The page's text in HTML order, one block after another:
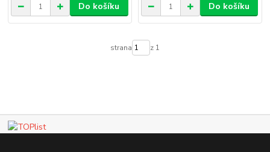
Do košíku Do košíku
strana z 1